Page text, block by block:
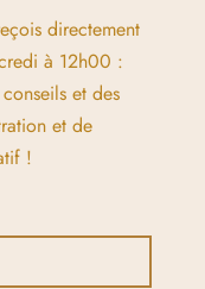
directement
à 12h00 :
et des
et de
!